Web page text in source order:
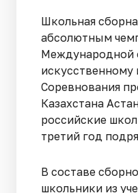
Школьная
абсолютным
Международной
искусственному
Соревнования
Казахстана
российские
третий год
В составе
школьники из